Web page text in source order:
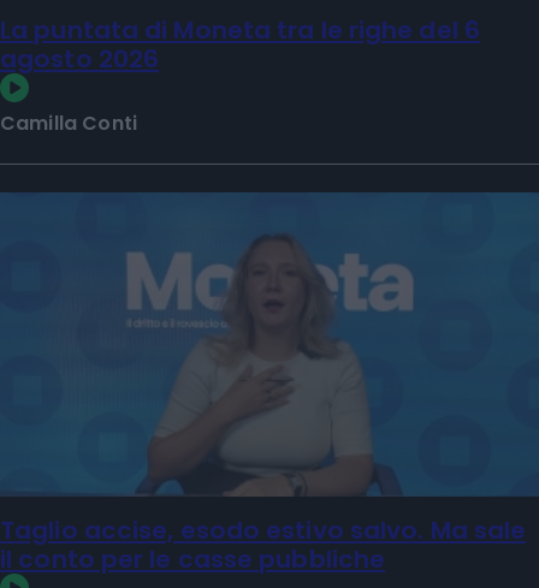
La puntata di Moneta tra le righe del 6
agosto 2026
Camilla Conti
Taglio accise, esodo estivo salvo. Ma sale
il conto per le casse pubbliche